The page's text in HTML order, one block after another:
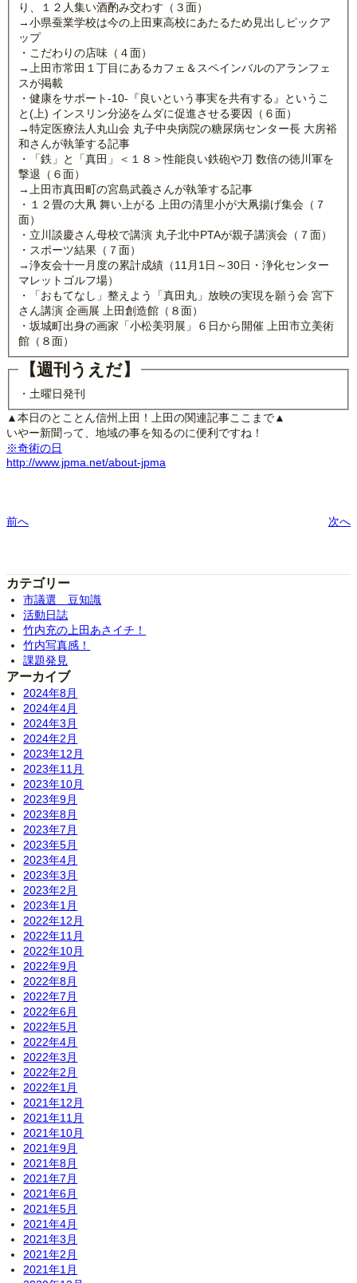
り、１２人集い酒酌み交わす（３面）
→小県蚕業学校は今の上田東高校にあたるため見出しピックア
ップ
・こだわりの店味（４面）
→上田市常田１丁目にあるカフェ＆スペインバルのアランフェ
スが掲載
・健康をサポート-10-『良いという事実を共有する』というこ
と(上) インスリン分泌をムダに促進させる要因（６面）
→特定医療法人丸山会 丸子中央病院の糖尿病センター長 大房裕
和さんが執筆する記事
・「鉄」と「真田」＜１８＞性能良い鉄砲や刀 数倍の徳川軍を
撃退（６面）
→上田市真田町の宮島武義さんが執筆する記事
・１２畳の大凧 舞い上がる 上田の清里小が大凧揚げ集会（７
面）
・立川談慶さん母校で講演 丸子北中PTAが親子講演会（７面）
・スポーツ結果（７面）
→浄友会十一月度の累計成績（11月1日～30日・浄化センター
マレットゴルフ場）
・「おもてなし」整えよう「真田丸」放映の実現を願う会 宮下
さん講演 企画展 上田創造館（８面）
・坂城町出身の画家「小松美羽展」６日から開催 上田市立美術
館（８面）
【週刊うえだ】
・土曜日発刊
▲本日のとことん信州上田！上田の関連記事ここまで▲
いやー新聞って、地域の事を知るのに便利ですね！
※奇術の日
http://www.jpma.net/about-jpma
前へ 次へ
カテゴリー
市議選 豆知識
活動日誌
竹内充の上田あさイチ！
竹内写真感！
課題発見
アーカイブ
2024年8月
2024年4月
2024年3月
2024年2月
2023年12月
2023年11月
2023年10月
2023年9月
2023年8月
2023年7月
2023年5月
2023年4月
2023年3月
2023年2月
2023年1月
2022年12月
2022年11月
2022年10月
2022年9月
2022年8月
2022年7月
2022年6月
2022年5月
2022年4月
2022年3月
2022年2月
2022年1月
2021年12月
2021年11月
2021年10月
2021年9月
2021年8月
2021年7月
2021年6月
2021年5月
2021年4月
2021年3月
2021年2月
2021年1月